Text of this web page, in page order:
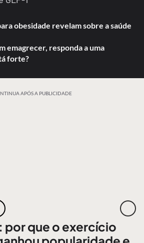
obesidade revelam sobre a saúde
emagrecer, responda a uma
forte?
APÓS A PUBLICIDADE
por que o exercício